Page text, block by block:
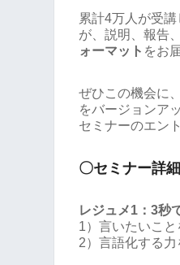
累計4万人が受
が、説明、報告
ォーマット をお
ぜひこの機会に
をバージョンア
セミナーのエン
〇セミナー詳細
レジュメ1：3秒
1）言いたいこ
2）言語化する